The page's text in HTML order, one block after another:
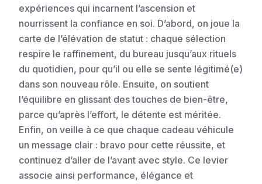
expériences qui incarnent l’ascension et
nourrissent la confiance en soi. D’abord, on joue la
carte de l’élévation de statut : chaque sélection
respire le raffinement, du bureau jusqu’aux rituels
du quotidien, pour qu’il ou elle se sente légitimé(e)
dans son nouveau rôle. Ensuite, on soutient
l’équilibre en glissant des touches de bien-être,
parce qu’après l’effort, le détente est méritée.
Enfin, on veille à ce que chaque cadeau véhicule
un message clair : bravo pour cette réussite, et
continuez d’aller de l’avant avec style. Ce levier
associe ainsi performance, élégance et